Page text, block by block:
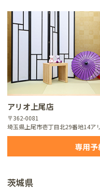
アリオ上尾店
〒362-0081
埼玉県上尾市壱丁目北29番地14ア
専用
茨城県